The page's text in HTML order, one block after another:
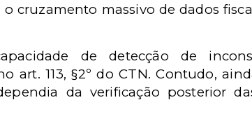
cruzamento massivo de dados
de detecção de
113, §2º do CTN. Contudo,
da verificação posterior